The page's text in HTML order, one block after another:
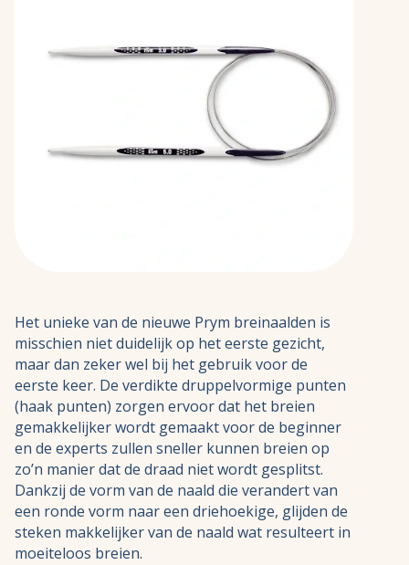
Het unieke van de nieuwe Prym breinaalden is
misschien niet duidelijk op het eerste gezicht,
maar dan zeker wel bij het gebruik voor de
eerste keer. De verdikte druppelvormige punten
(haak punten) zorgen ervoor dat het breien
gemakkelijker wordt gemaakt voor de beginner
en de experts zullen sneller kunnen breien op
zo’n manier dat de draad niet wordt gesplitst.
Dankzij de vorm van de naald die verandert van
een ronde vorm naar een driehoekige, glijden de
steken makkelijker van de naald wat resulteert in
moeiteloos breien.